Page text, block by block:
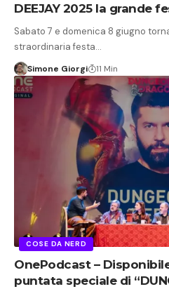
DEEJAY 2025 la grande
Sabato 7 e domenica 8 giugno torna
straordinaria festa…
Simone Giorgi 11 Min
COSE DA NERD
OnePodcast –
puntata speciale di